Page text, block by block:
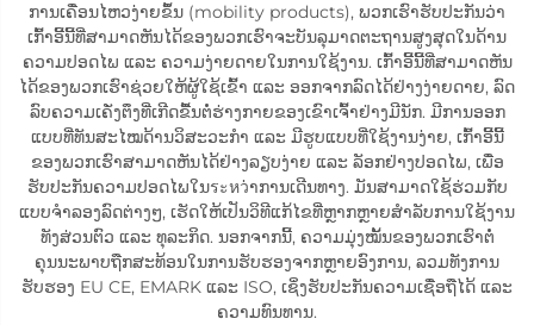
ການເຄື່ອນໄຫວງ່າຍຂຶ້ນ (mobility products), ພວກເຮົາຮັບປະກັນວ່າ
ເກົ້າອີ້ນີ້ທີ່ສາມາດຫັນໄດ້ຂອງພວກເຮົາຈະບັນລຸມາດຕະຖານສູງສຸດໃນດ້ານ
ຄວາມປອດໄພ ແລະ ຄວາມງ່າຍດາຍໃນການໃຊ້ງານ. ເກົ້າອີ້ນີ້ທີ່ສາມາດຫັນ
ໄດ້ຂອງພວກເຮົາຊ່ວຍໃຫ້ຜູ້ໃຊ້ເຂົ້າ ແລະ ອອກຈາກລົດໄດ້ຢ່າງງ່າຍດາຍ, ລົດ
ລົບຄວາມເຄັ່ງຕຶງທີ່ເກີດຂື້ນຕໍ່ຮ່າງກາຍຂອງເຂົາເຈົ້າຢ່າງມີນັກ. ມີການອອກ
ແບບທີ່ທັນສະໄໝດ້ານວິສະວະກຳ ແລະ ມີຮູບແບບທີ່ໃຊ້ງານງ່າຍ, ເກົ້າອີ້ນີ້
ຂອງພວກເຮົາສາມາດຫັນໄດ້ຢ່າງລຽບງ່າຍ ແລະ ລັອກຢ່າງປອດໄພ, ເພື່ອ
ຮັບປະກັນຄວາມປອດໄພໃນระหว່າການເດີນທາງ. ມັນສາມາດໃຊ້ຮ່ວມກັບ
ແບບຈຳລອງລົດຕ່າງໆ, ເຮັດໃຫ້ເປັນວິທີແກ້ໄຂທີ່ຫຼາກຫຼາຍສຳລັບການໃຊ້ງານ
ທັງສ່ວນຕົວ ແລະ ທຸລະກິດ. ນອກຈາກນີ້, ຄວາມມຸ່ງໝັ້ນຂອງພວກເຮົາຕໍ່
ຄຸນນະພາບຖືກສະທ້ອນໃນການຮັບຮອງຈາກຫຼາຍອົງການ, ລວມທັງການ
ຮັບຮອງ EU CE, EMARK ແລະ ISO, ເຊິ່ງຮັບປະກັນຄວາມເຊື່ອຖືໄດ້ ແລະ
ຄວາມທົນທານ.